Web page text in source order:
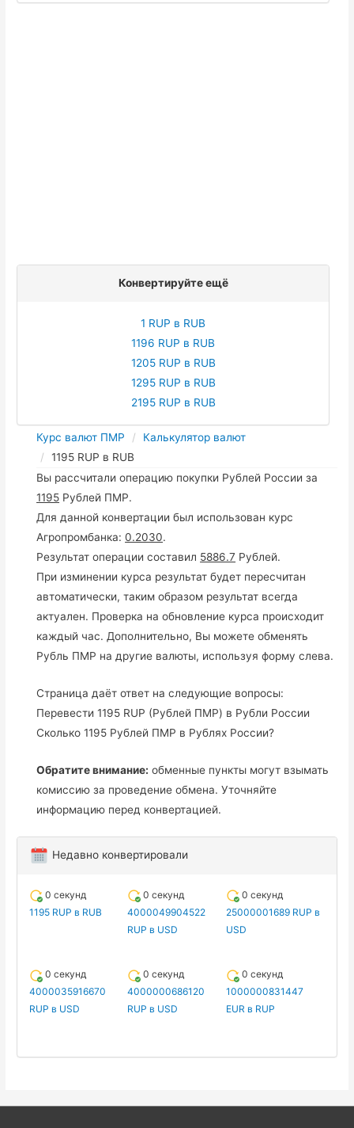
Конвертируйте ещё
1 RUP в RUB
1196 RUP в RUB
1205 RUP в RUB
1295 RUP в RUB
2195 RUP в RUB
Курс валют ПМР
Калькулятор валют
1195 RUP в RUB
Вы рассчитали операцию покупки Рублей России за
1195 Рублей ПМР.
Для данной конвертации был использован курс
Агропромбанка:0.2030.
Результат операции составил 5886.7 Рублей.
При изминении курса результат будет пересчитан
автоматически, таким образом результат всегда
актуален. Проверка на обновление курса происходит
каждый час. Дополнительно, Вы можете обменять
Рубль ПМР на другие валюты, используя форму слева.
Страница даёт ответ на следующие вопросы:
Перевести 1195 RUP (Рублей ПМР) в Рубли России
Сколько 1195 Рублей ПМР в Рублях России?
Обратите внимание: обменные пункты могут взымать
комиссию за проведение обмена. Уточняйте
информацию перед конвертацией.
Недавно конвертировали
0 секунд
1195 RUP в RUB
0 секунд
4000049904522
RUP в USD
0 секунд
25000001689 RUP в
USD
0 секунд
4000035916670
RUP в USD
0 секунд
4000000686120
RUP в USD
0 секунд
1000000831447
EUR в RUP